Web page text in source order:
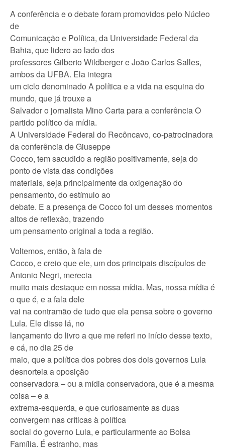
A conferência e o debate foram promovidos pelo Núcleo
de
Comunicação e Política, da Universidade Federal da
Bahia, que lidero ao lado dos
professores Gilberto Wildberger e João Carlos Salles,
ambos da UFBA. Ela integra
um ciclo denominado A política e a vida na esquina do
mundo, que já trouxe a
Salvador o jornalista Mino Carta para a conferência O
partido político da mídia.
A Universidade Federal do Recôncavo, co-patrocinadora
da conferência de Giuseppe
Cocco, tem sacudido a região positivamente, seja do
ponto de vista das condições
materiais, seja principalmente da oxigenação do
pensamento, do estímulo ao
debate. E a presença de Cocco foi um desses momentos
altos de reflexão, trazendo
um pensamento original a toda a região.
Voltemos, então, à fala de
Cocco, e creio que ele, um dos principais discípulos de
Antonio Negri, merecia
muito mais destaque em nossa mídia. Mas, nossa mídia é
o que é, e a fala dele
vai na contramão de tudo que ela pensa sobre o governo
Lula. Ele disse lá, no
lançamento do livro a que me referi no início desse texto,
e cá, no dia 25 de
maio, que a política dos pobres dos dois governos Lula
desnorteia a oposição
conservadora – ou a mídia conservadora, que é a mesma
coisa – e a
extrema-esquerda, e que curiosamente as duas
convergem nas críticas à política
social do governo Lula, e particularmente ao Bolsa
Família. É estranho, mas